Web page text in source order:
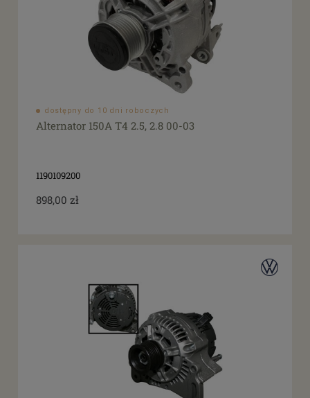
dostępny do 10 dni roboczych
Alternator 150A T4 2.5, 2.8 00-03
1190109200
898,00 zł